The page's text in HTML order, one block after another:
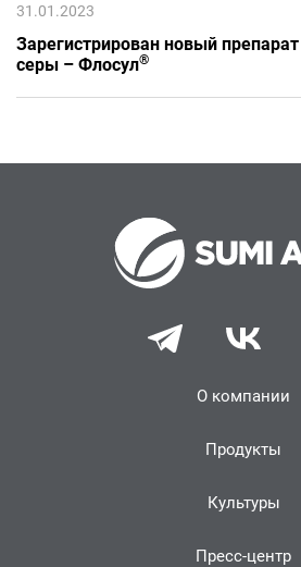
31.01.2023
Зарегистрирован новый
серы – Флосул®
О компании
Продукты
Культуры
Пресс-центр